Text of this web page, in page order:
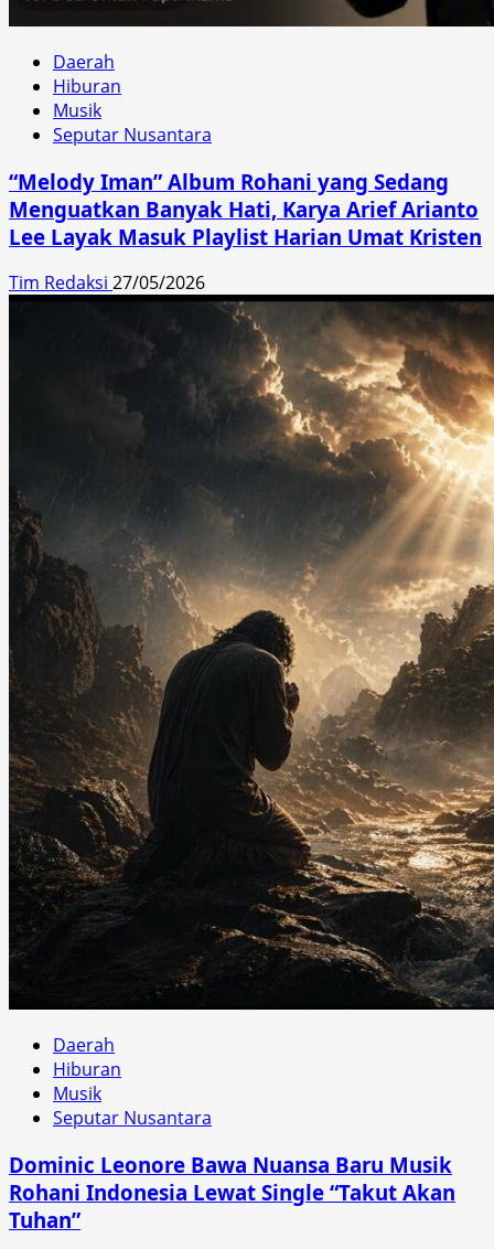
Daerah
Hiburan
Musik
Seputar Nusantara
“Melody Iman” Album Rohani yang Sedang
Menguatkan Banyak Hati, Karya Arief Arianto
Lee Layak Masuk Playlist Harian Umat Kristen
Tim Redaksi 27/05/2026
Daerah
Hiburan
Musik
Seputar Nusantara
Dominic Leonore Bawa Nuansa Baru Musik
Rohani Indonesia Lewat Single “Takut Akan
Tuhan”